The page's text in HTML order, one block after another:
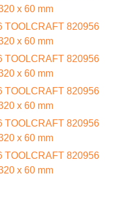
x 60 mm
TOOLCRAFT 820956
x 60 mm
TOOLCRAFT 820956
x 60 mm
TOOLCRAFT 820956
x 60 mm
TOOLCRAFT 820956
x 60 mm
TOOLCRAFT 820956
x 60 mm